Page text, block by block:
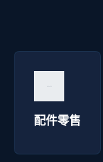
配件零售
询价咨询 →